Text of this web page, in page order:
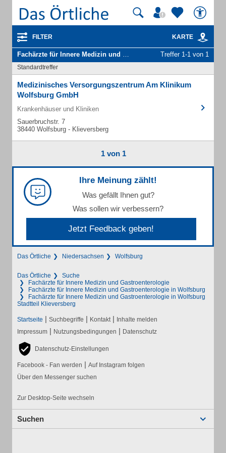
FILTER KARTE
Fachärzte für Innere Medizin und Gastroenterologie in Wolfsburg
Treffer 1-1 von 1
Standardtreffer
Medizinisches Versorgungszentrum Am Klinikum
Wolfsburg GmbH
Krankenhäuser und Kliniken
Sauerbruchstr. 7
38440 Wolfsburg - Klieversberg
1 von 1
Ihre Meinung zählt!
Was gefällt Ihnen gut?
Was sollen wir verbessern?
Jetzt Feedback geben!
Das Örtliche Niedersachsen Wolfsburg
Das Örtliche
Suche
Fachärzte für Innere Medizin und Gastroenterologie
Fachärzte für Innere Medizin und Gastroenterologie in Wolfsburg
Fachärzte für Innere Medizin und Gastroenterologie in Wolfsburg
Stadtteil Klieversberg
Startseite | Suchbegriffe | Kontakt | Inhalte melden
Impressum | Nutzungsbedingungen | Datenschutz
Datenschutz-Einstellungen
Facebook - Fan werden | Auf Instagram folgen
Über den Messenger suchen
Zur Desktop-Seite wechseln
Suchen